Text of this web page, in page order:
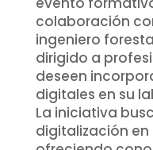
colaboración
ingeniero
dirigido a
deseen
digitales en su
La iniciativa
digitalización